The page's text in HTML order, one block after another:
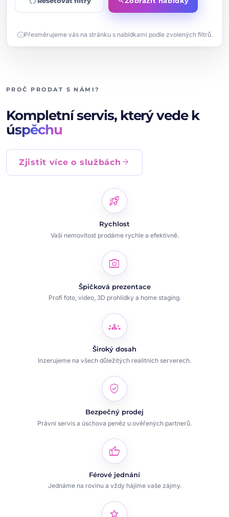
infoPřesměrujeme vás na stránku s nabídkami podle zvolených filtrů.
PROČ PRODAT S NÁMI?
Kompletní servis, který vede k
úspěchu
Zjistit více o službách arrow_forward
rocket_launch
Rychlost
Vaši nemovitost prodáme rychle a efektivně.
photo_camera
Špičková prezentace
Profi foto, video, 3D prohlídky a home staging.
groups
Široký dosah
Inzerujeme na všech důležitých realitních serverech.
verified_user
Bezpečný prodej
Právní servis a úschova peněz u ověřených partnerů.
thumb_up
Férové jednání
Jednáme na rovinu a vždy hájíme vaše zájmy.